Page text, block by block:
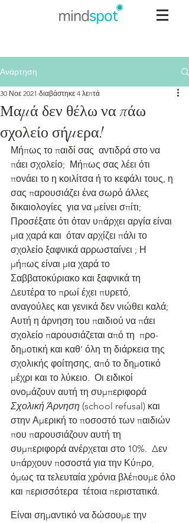
Ανάρτηση
Μαμά δεν θέλω να πάω
σχολείο σήμερα!
30 Νοε 2021 διαβάστηκε 4 λεπτά
Μήπως το παιδί σας  αντιδρά στο να
πάει σχολείο;  Μήπως σας λέει ότι
πονάει το η κοιλίτσα ή το κεφάλι τους, η
σας παρουσιάζει ένα σωρό άλλες
δικαιολογίες  για να μείνει σπίτι;
Προσέξατε ότι όταν υπάρχει αργία είναι
μια χαρά και  όταν αρχίζει πάλι το
σχολείο ξαφνικά αρρωσταίνει ; Η
μήπως είναι μια χαρά το
Σαββατοκύριακο και ξαφνικά τη
Δευτέρα το πρωί έχει πυρετό,
αναγούλες και γενικά δεν νιώθει καλά;
Αυτή η άρνηση του παιδιού να πάει
σχολείο παρουσιάζεται από τη  προ-
δημοτική και καθ’ όλη τη διάρκεια της
σχολικής φοίτησης, από το δημοτικό
μέχρι και το λύκειο.  Οι ειδικοί
ονομάζουν αυτή τη συμπεριφορά
Σχολική Άρνηση (school refusal) και
στην Αμερική το ποσοστό των παιδιών
που παρουσιάζουν αυτή τη
συμπεριφορά ανέρχεται στο 10%.  Δεν
υπάρχουν ποσοστά για την Κύπρο,
όμως τα τελευταία χρόνια βλέπουμε όλο
και περισσότερα  τέτοια περιστατικά.
Είναι σημαντικό να δώσουμε την